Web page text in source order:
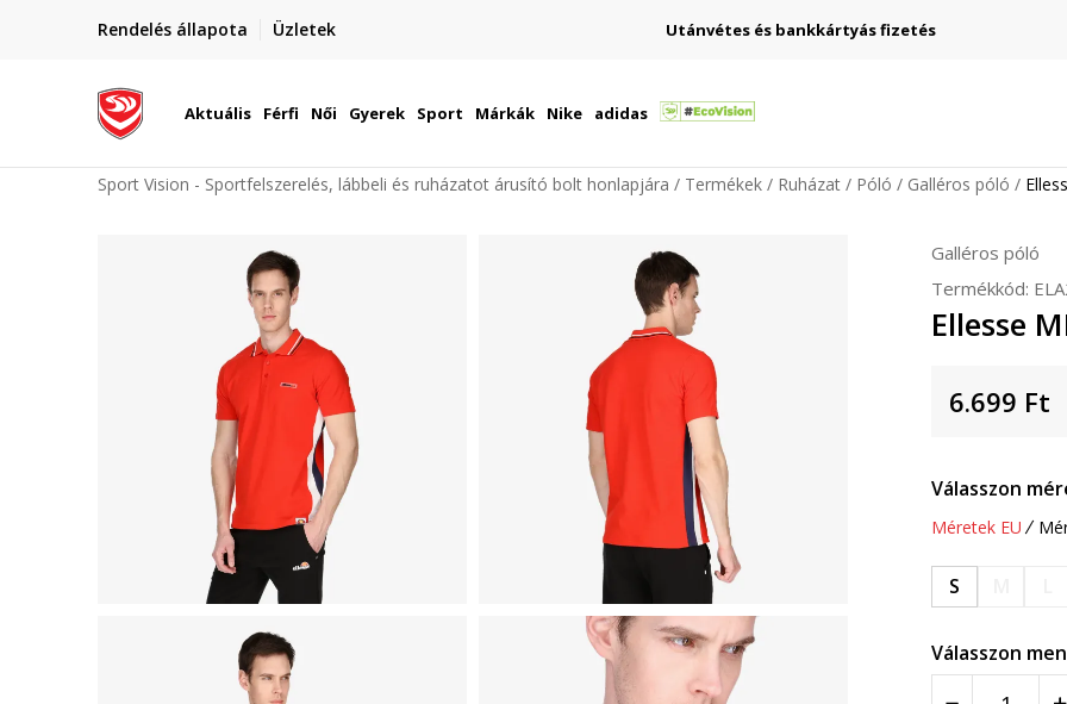
Rendelés állapota Üzletek
Szállítás Magyarország területén Utánvétes és bankkártyás fizetés
Aktuális Férfi Női Gyerek Sport Márkák Nike adidas
Sport Vision - Sportfelszerelés, lábbeli és ruházatot árusító bolt honlapjára Termékek Ruházat Póló Galléros póló
Galléros póló
Termékkód:
Ellesse
6.699 Ft
Válasszon
Méretek EU
S
Válasszon